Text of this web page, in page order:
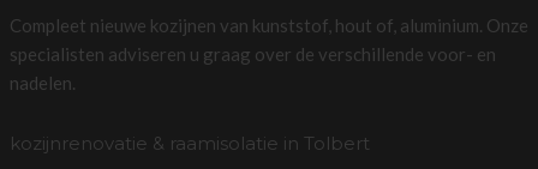
Compleet nieuwe kozijnen van kunststof, hout of, aluminium. Onze
specialisten adviseren u graag over de verschillende voor- en
nadelen.
kozijnrenovatie & raamisolatie in Tolbert